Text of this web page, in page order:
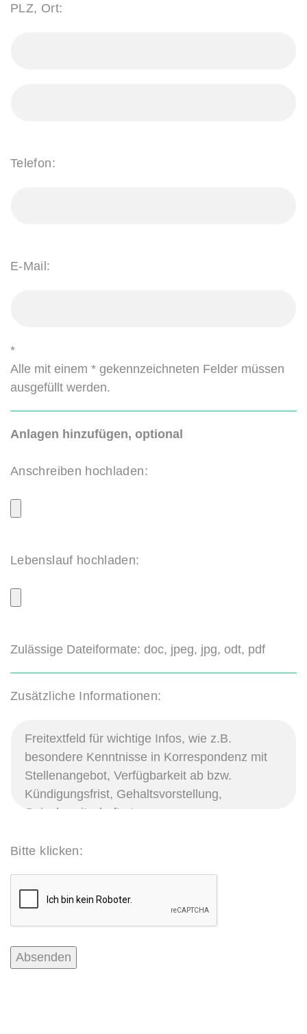
PLZ, Ort:
Telefon:
E-Mail:
*
Alle mit einem * gekennzeichneten Felder müssen
ausgefüllt werden.
Anlagen hinzufügen, optional
Anschreiben hochladen:
Lebenslauf hochladen:
Zulässige Dateiformate: doc, jpeg, jpg, odt, pdf
Zusätzliche Informationen:
Bitte klicken: